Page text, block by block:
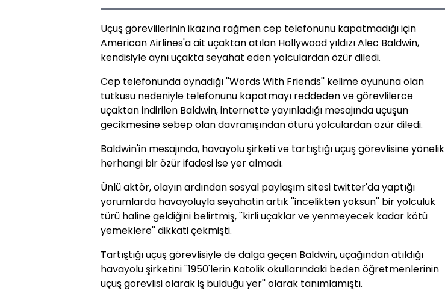
Uçuş görevlilerinin ikazına rağmen cep telefonunu kapatmadığı için
American Airlines'a ait uçaktan atılan Hollywood yıldızı Alec Baldwin,
kendisiyle aynı uçakta seyahat eden yolculardan özür diledi.
Cep telefonunda oynadığı ''Words With Friends'' kelime oyununa olan
tutkusu nedeniyle telefonunu kapatmayı reddeden ve görevlilerce
uçaktan indirilen Baldwin, internette yayınladığı mesajında uçuşun
gecikmesine sebep olan davranışından ötürü yolculardan özür diledi.
Baldwin'in mesajında, havayolu şirketi ve tartıştığı uçuş görevlisine yönelik
herhangi bir özür ifadesi ise yer almadı.
Ünlü aktör, olayın ardından sosyal paylaşım sitesi twitter'da yaptığı
yorumlarda havayoluyla seyahatin artık ''incelikten yoksun'' bir yolculuk
türü haline geldiğini belirtmiş, ''kirli uçaklar ve yenmeyecek kadar kötü
yemeklere'' dikkati çekmişti.
Tartıştığı uçuş görevlisiyle de dalga geçen Baldwin, uçağından atıldığı
havayolu şirketini ''1950'lerin Katolik okullarındaki beden öğretmenlerinin
uçuş görevlisi olarak iş bulduğu yer'' olarak tanımlamıştı.